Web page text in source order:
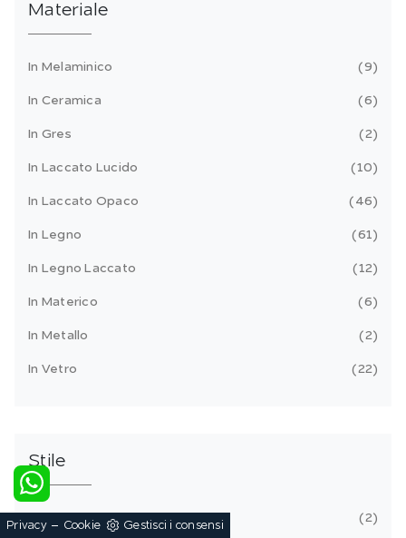
Materiale
In Melaminico 9
In Ceramica 6
In Gres 2
In Laccato Lucido 10
In Laccato Opaco 46
In Legno 61
In Legno Laccato 12
In Materico 6
In Metallo 2
In Vetro 22
Stile
Classiche 2
Privacy- Cookie Gestisci i consensi